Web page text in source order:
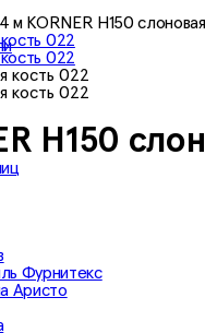
Фурнитекс
Аристо
м KORNER Н150
Н150